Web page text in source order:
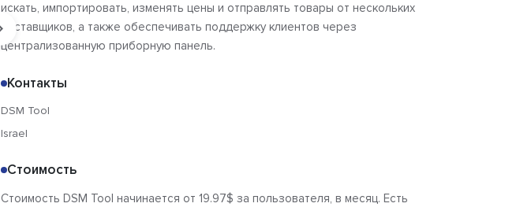
искать, импортировать, изменять цены и отправлять товары от нескольких
поставщиков, а также обеспечивать поддержку клиентов через
централизованную приборную панель.
Контакты
DSM Tool
Israel
Стоимость
Стоимость DSM Tool начинается от 19.97$ за пользователя, в месяц. Есть